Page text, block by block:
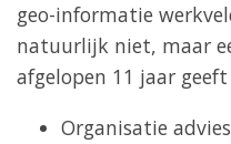
geo-informatie
natuurlijk niet, maar
afgelopen 11 jaar geeft
Organisatie advies